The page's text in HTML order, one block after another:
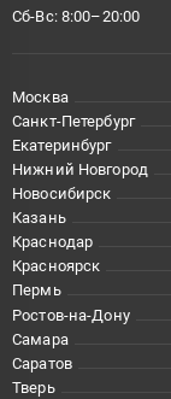
Сб-Вс: 8:00–20:00
Москва
Санкт-Петербург
Екатеринбург
Нижний Новгород
Новосибирск
Казань
Краснодар
Красноярск
Пермь
Ростов-на-Дону
Самара
Саратов
Тверь